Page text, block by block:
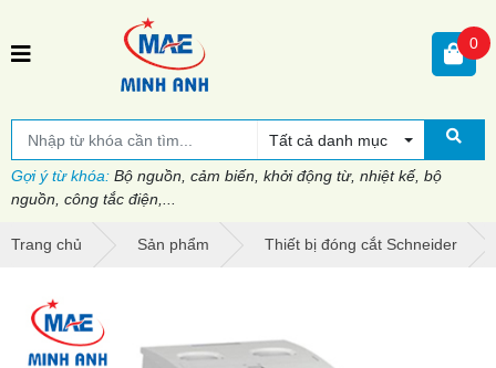
Tất cả danh mục
Gợi ý từ khóa: Bộ nguồn, cảm biến, khởi động từ, nhiệt kế, bộ
nguồn, công tắc điện,...
0
Trang chủ Sản phẩm Thiết bị đóng cắt Schneider